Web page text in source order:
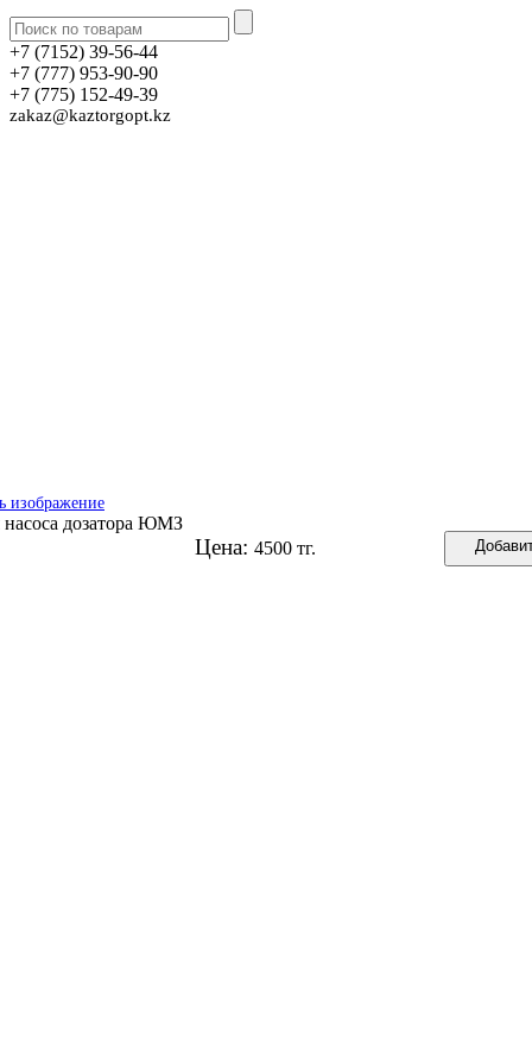
+7 (7152) 39-56-44
+7 (777) 953-90-90
+7 (775) 152-49-39
zakaz@kaztorgopt.kz
изображение
дозатора ЮМЗ
Цена: 4500 тг.